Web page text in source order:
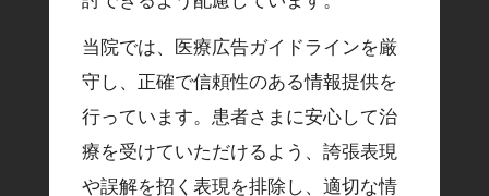
当院では、医療広告ガイドラインを厳
守し、正確で信頼性のある情報提供を
行っています。患者さまに安心して治
療を受けていただけるよう、誇張表現
や誤解を招く表現を排除し、適切な情